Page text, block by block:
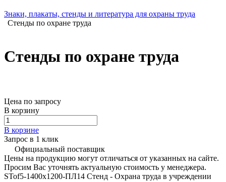
Знаки, плакаты, стенды и литература для охраны труда
Стенды по охране труда
Стенды по охране труда
Цена по запросу
В корзину
В корзине
Запрос в 1 клик
Официальный поставщик
Цены на продукцию могут отличаться от указанных на сайте.
Просим Вас уточнять актуальную стоимость у менеджера.
STof5-1400х1200-ПЛ14 Стенд - Охрана труда в учреждении